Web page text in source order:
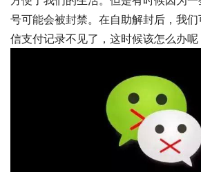
号可能会被封禁。在自助解封后，我
信支付记录不见了，这时候该怎么办呢